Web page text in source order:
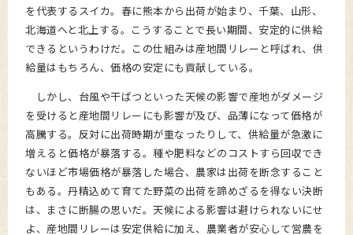
を代表するスイカ。春に熊本から出荷が始まり、千葉、山形、
北海道へと北上する。こうすることで長い期間、安定的に供給
できるというわけだ。この仕組みは産地間リレーと呼ばれ、供
給量はもちろん、価格の安定にも貢献している。
しかし、台風や干ばつといった天候の影響で産地がダメージ
を受けると産地間リレーにも影響が及び、品薄になって価格が
高騰する。反対に出荷時期が重なったりして、供給量が急激に
増えると価格が暴落する。種や肥料などのコストすら回収でき
ないほど市場価格が暴落した場合、農家は出荷を断念すること
もある。丹精込めて育てた野菜の出荷を諦めざるを得ない決断
は、まさに断腸の思いだ。天候による影響は避けられないにせ
よ、産地間リレーは安定供給に加え、農業者が安心して営農を